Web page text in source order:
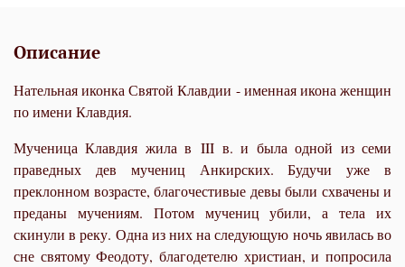
Описание
Нательная иконка Святой Клавдии - именная икона женщин
по имени Клавдия.
Мученица Клавдия жила в III в. и была одной из семи
праведных дев мучениц Анкирских. Будучи уже в
преклонном возрасте, благочестивые девы были схвачены и
преданы мучениям. Потом мучениц убили, а тела их
скинули в реку. Одна из них на следующую ночь явилась во
сне святому Феодоту, благодетелю христиан, и попросила